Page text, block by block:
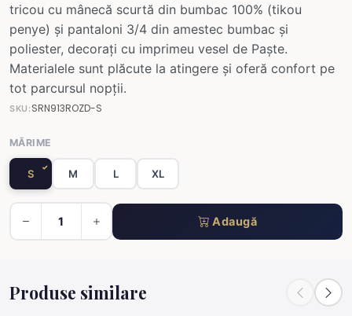
tricou cu mânecă scurtă din bumbac 100% (tikou
penye) și pantaloni 3/4 din amestec bumbac și
poliester, decorați cu imprimeu vesel de Paște.
Materialele sunt plăcute la atingere și oferă confort pe
tot parcursul nopții.
SKU: SRN913ROZD-S
MĂRIME
S M L XL
Adaugă
Produse similare